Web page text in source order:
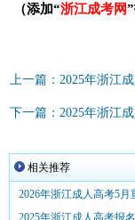
（添加“浙江成考网
上一篇：2025年浙江
下一篇：2025年浙江
相关推荐
2026年浙江成人高考5月
2025年浙江成人高考报